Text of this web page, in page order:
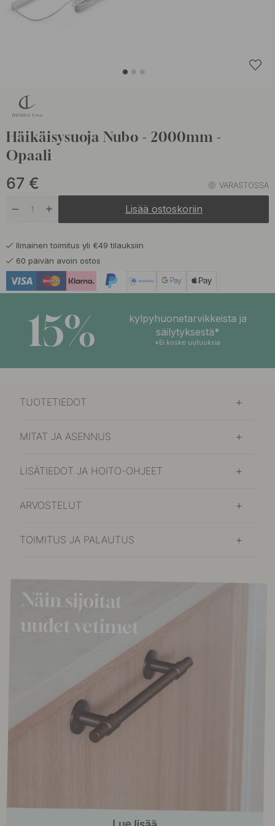
Häikäisysuoja Nubo - 2000mm -
Opaali
67 € VARASTOSSA
Lisää ostoskoriin
Ilmainen toimitus yli €49 tilauksiin
60 päivän avoin ostos
15%
kylpyhuonetarvikkeista ja
säilytyksestä*
*Ei koske uutuuksia
TUOTETIEDOT
MITAT JA ASENNUS
LISÄTIEDOT JA HOITO-OHJEET
ARVOSTELUT
TOIMITUS JA PALAUTUS